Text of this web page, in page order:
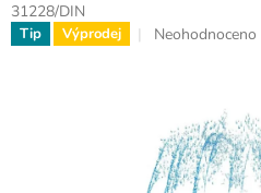
31228/DIN
Tip Výprodej
Průměrné
5
hvězdiček.
Neohodnoceno